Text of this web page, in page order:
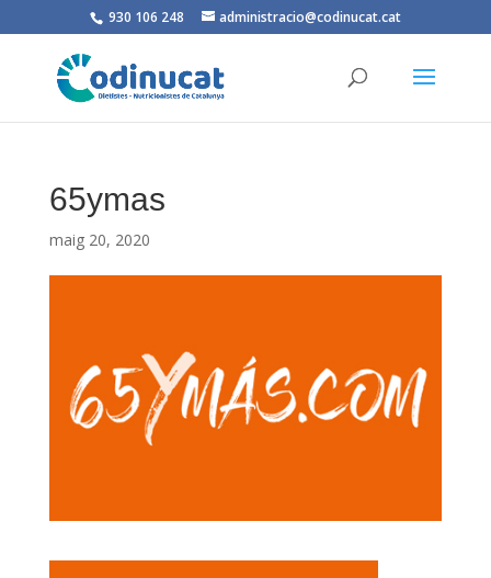
930 106 248 administracio@codinucat.cat
65ymas
maig 20, 2020